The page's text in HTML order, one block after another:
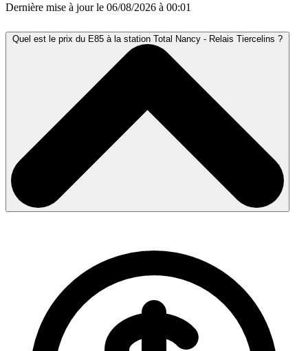
Dernière mise à jour le 06/08/2026 à 00:01
Quel est le prix du E85 à la station Total Nancy - Relais Tiercelins ?